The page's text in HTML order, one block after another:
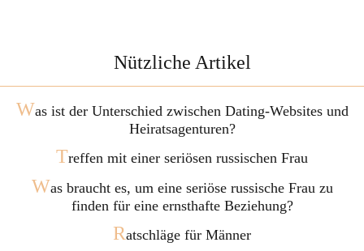
Nützliche Artikel
Was ist der Unterschied zwischen Dating-Websites und
Heiratsagenturen?
Treffen mit einer seriösen russischen Frau
Was braucht es, um eine seriöse russische Frau zu
finden für eine ernsthafte Beziehung?
Ratschläge für Männer